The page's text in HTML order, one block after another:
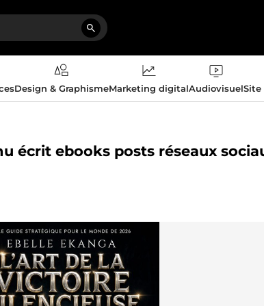
Design & GraphismeMarketing digitalAudiovisuelSite
écrit ebooks posts réseaux